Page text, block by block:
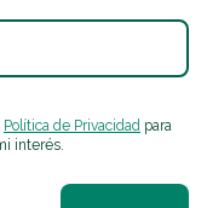
Política de Privacidad para
interés.